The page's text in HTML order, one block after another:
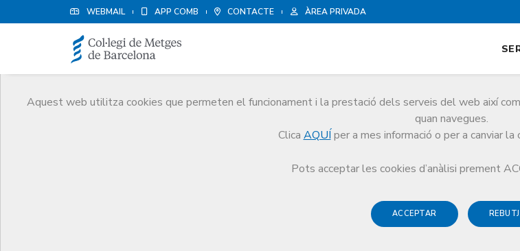
WEBMAIL APP COMB CONTACTE ÀREA PRIVADA
Aquest web utilitza cookies que permeten el funcionament i la prestació dels serveis del web així
quan navegues.
Clica AQUÍ per a mes informació o per a canviar
Pots acceptar les cookies d’anàlisi prement
ACCEPTAR
Guardonat Edició 2016